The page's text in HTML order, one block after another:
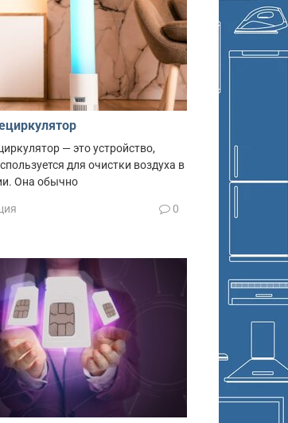
— это устройство,
для очистки воздуха в
Она обычно
0